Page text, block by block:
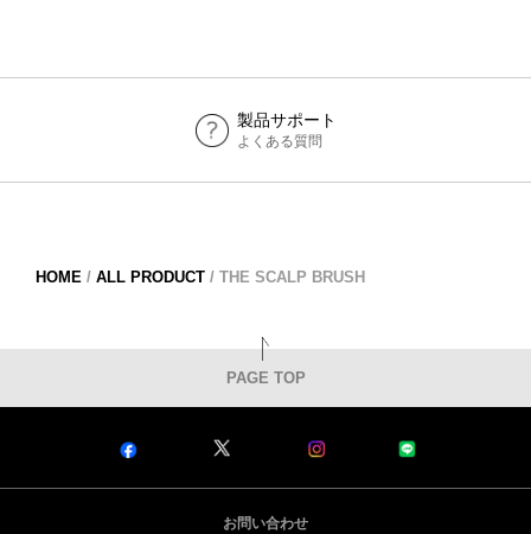
製品サポート
よくある質問
HOME / ALL PRODUCT / THE SCALP BRUSH
PAGE TOP
お問い合わせ